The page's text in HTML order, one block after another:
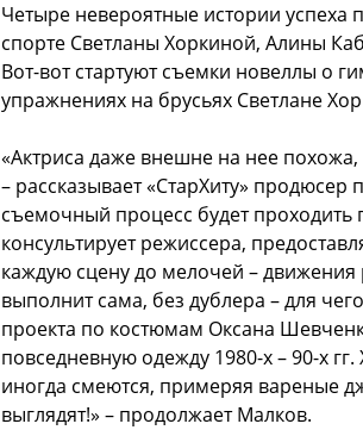
Четыре невероятные истории успеха
спорте Светланы Хоркиной, Алины
Вот-вот стартуют съемки новеллы о
упражнениях на брусьях Светлане
«Актриса даже внешне на нее
– рассказывает «СтарХиту»
съемочный процесс будет
консультирует режиссера,
каждую сцену до мелочей – движения
выполнит сама, без дублера – для
проекта по костюмам Оксана
повседневную одежду 1980-х – 90-х
иногда смеются, примеряя вареные
выглядят!» – продолжает Малков.